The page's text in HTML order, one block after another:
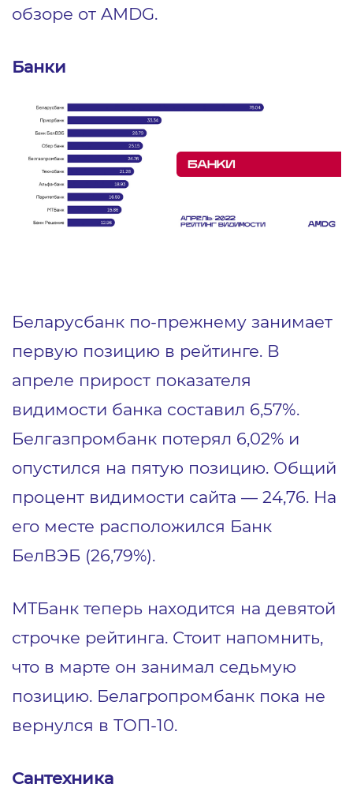
обзоре от AMDG.
Банки
Беларусбанк по-прежнему занимает
первую позицию в рейтинге. В
апреле прирост показателя
видимости банка составил 6,57%.
Белгазпромбанк потерял 6,02% и
опустился на пятую позицию. Общий
процент видимости сайта ― 24,76. На
его месте расположился Банк
БелВЭБ (26,79%).
МТБанк теперь находится на девятой
строчке рейтинга. Стоит напомнить,
что в марте он занимал седьмую
позицию. Белагропромбанк пока не
вернулся в ТОП-10.
Сантехника